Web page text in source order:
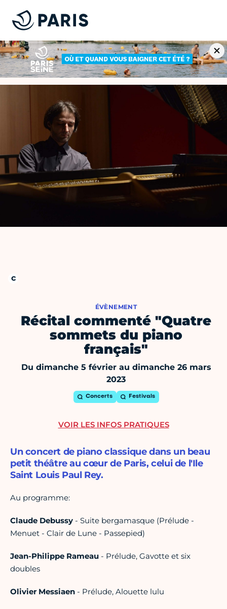
ÉVÈNEMENT
Récital commenté "Quatre
sommets du piano
français"
Du dimanche 5 février au dimanche 26 mars
2023
Concerts Festivals
Un concert de piano classique dans un beau
petit théâtre au cœur de Paris, celui de l'Ile
Saint Louis Paul Rey.
Au programme:
Claude Debussy - Suite bergamasque (Prélude -
Menuet - Clair de Lune - Passepied)
Jean-Philippe Rameau - Prélude, Gavotte et six
doubles
Olivier Messiaen - Prélude, Alouette lulu
VOIR LES INFOS PRATIQUES